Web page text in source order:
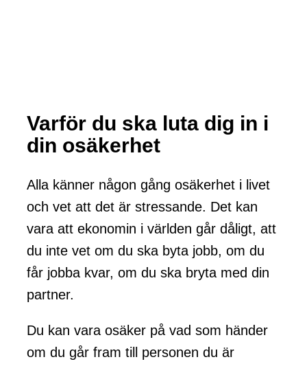
Varför du ska luta dig in i
din osäkerhet
Alla känner någon gång osäkerhet i livet
och vet att det är stressande. Det kan
vara att ekonomin i världen går dåligt, att
du inte vet om du ska byta jobb, om du
får jobba kvar, om du ska bryta med din
partner.
Du kan vara osäker på vad som händer
om du går fram till personen du är